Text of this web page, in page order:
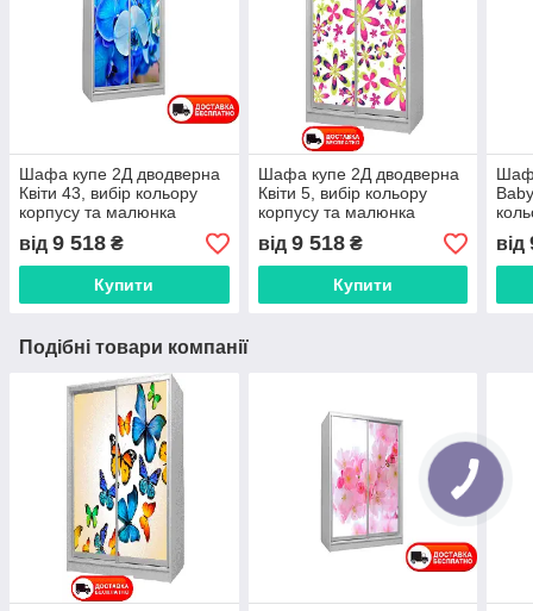
Шафа купе 2Д дводверна
Квіти 43, вибір кольору
корпусу та малюнка
від 9 518 ₴
Купити
Шафа купе 2Д дводверна
Квіти 5, вибір кольору
корпусу та малюнка
від 9 518₴
Купити
від
Подібні товари компанії